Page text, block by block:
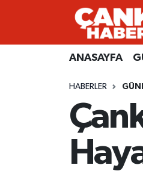
ANASAYFA
HABERLER
ANASAYFA
SİYASET
Künye
Gizlilik Sözleşmesi
BİYOGRAFİLER
Merkez Hava Durumu
Süper Lig Puan
Tüm Manşetler
Son Dakika Haberleri